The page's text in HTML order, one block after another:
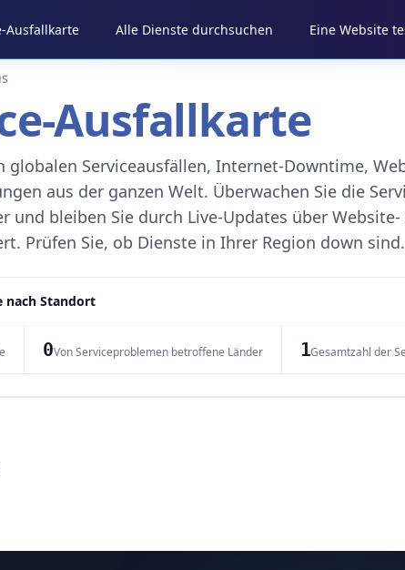
Ausfallkarte Alle Dienste durchsuchen Eine Website
Ausfallkarte
globalen Serviceausfällen, Internet-Downtime,
aus der ganzen Welt. Überwachen Sie die
und bleiben Sie durch Live-Updates über Website-
Prüfen Sie, ob Dienste in Ihrer Region down sind.
nach Standort
0Von Serviceproblemen betroffene Länder 1Gesamtzahl der